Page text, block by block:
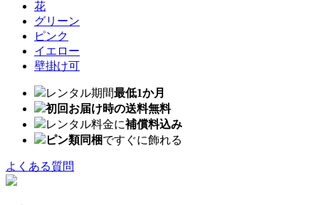
花
グリーン
ピンク
イエロー
壁掛け可
レンタル期間最低1か月
初回お届け時の送料無料
レンタル料金に補償料込み
ピン類同梱ですぐに飾れる
よくある質問